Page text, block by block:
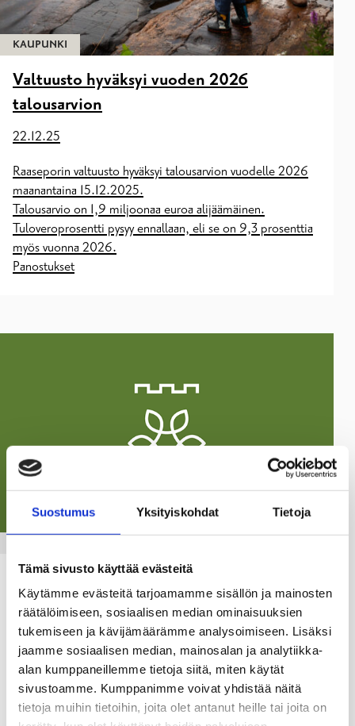
Suostumus Yksityiskohdat Tietoja
Tämä sivusto käyttää evästeitä
Käytämme evästeitä tarjoamamme sisällön ja mainosten
räätälöimiseen, sosiaalisen median ominaisuuksien
tukemiseen ja kävijämäärämme analysoimiseen. Lisäksi
jaamme sosiaalisen median, mainosalan ja analytiikka-
alan kumppaneillemme tietoja siitä, miten käytät
sivustoamme. Kumppanimme voivat yhdistää näitä
tietoja muihin tietoihin, joita olet antanut heille tai joita on
KAUPUNKI
Valtuusto hyväksyi vuoden 2026
talousarvion
22.12.25
Raaseporin valtuusto hyväksyi talousarvion vuodelle 2026
maanantaina 15.12.2025.
Talousarvio on 1,9 miljoonaa euroa alijäämäinen.
Tuloveroprosentti pysyy ennallaan, eli se on 9,3 prosenttia
myös vuonna 2026.
Panostukset
Raaseporin kaupungin ja Raaseporin
Veden perintä hoidetaan jatkossa Revire
Perintä Oy:n toimesta
11.03.25
Lokakuussa 2024 tehdyn kaupunginhallituksen päätöksen
mukaisesti Revire Perintä Oy hoitaa jatkossa muistutusten